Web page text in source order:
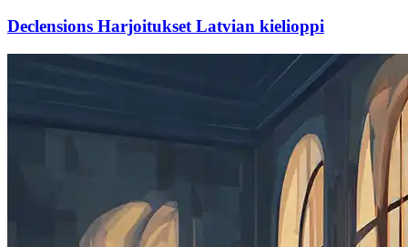
Declensions Harjoitukset Latvian kielioppi